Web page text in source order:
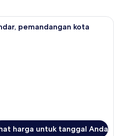
Kamar Double atau Twin Standar,
pemandangan kota
harga untuk tanggal Anda